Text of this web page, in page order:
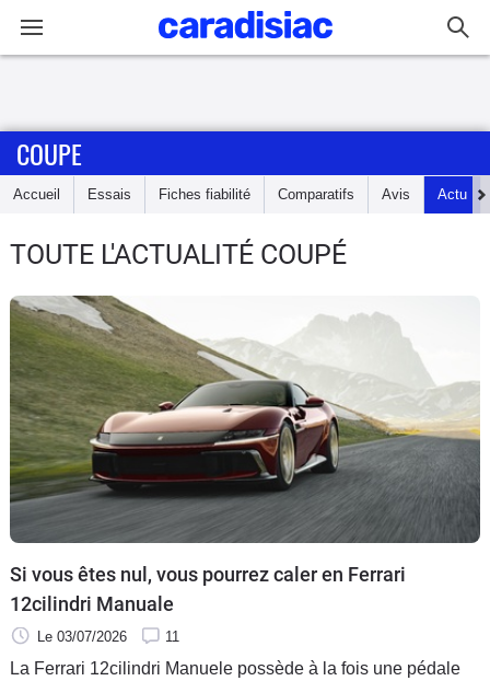
Accueil
Essais
Guide
d'achat
Electriques
Utilitaires
Auto
Services
COUPE
Accueil Essais Fiches fiabilité Comparatifs Avis Actu
TOUTE L'ACTUALITÉ COUPÉ
Si vous êtes nul, vous pourrez caler en Ferrari
12cilindri Manuale
Le 03/07/2026 11
La Ferrari 12cilindri Manuele possède à la fois une pédale